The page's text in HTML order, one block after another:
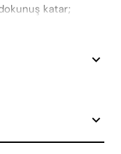
katar;